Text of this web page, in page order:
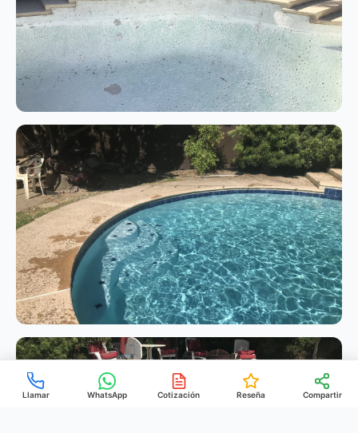
Llamar WhatsApp Cotización Reseña Compartir